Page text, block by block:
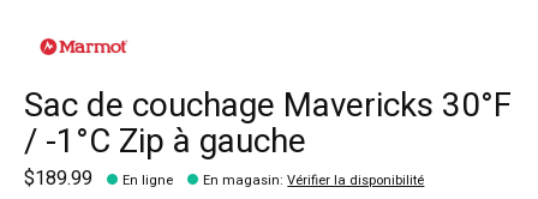
Sac de couchage Mavericks 30°F
/ -1°C Zip à gauche
$189.99 En ligne En magasin:Vérifier la disponibilité